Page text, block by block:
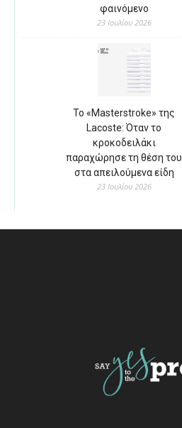
φαινόμενο
23 Ιουλίου 2026
Το «Masterstroke» της
Lacoste: Όταν το
κροκοδειλάκι
παραχώρησε τη θέση του
στα απειλούμενα είδη
23 Ιουλίου 2026